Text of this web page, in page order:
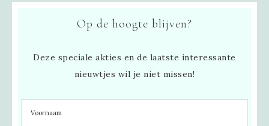
Op de hoogte blijven?
Deze speciale akties en de laatste interessante
nieuwtjes wil je niet missen!